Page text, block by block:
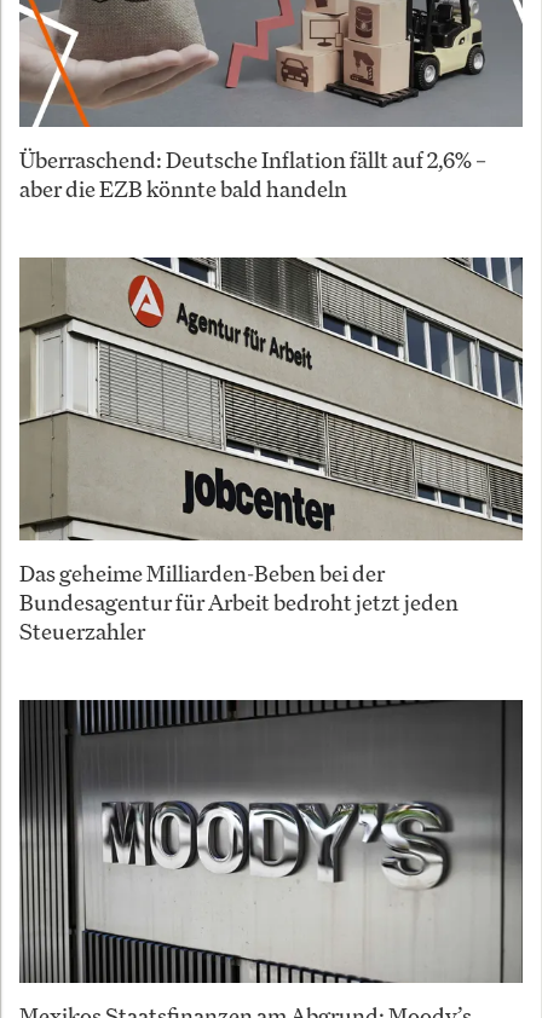
Überraschend: Deutsche Inflation fällt auf 2,6% –
aber die EZB könnte bald handeln
Das geheime Milliarden-Beben bei der
Bundesagentur für Arbeit bedroht jetzt jeden
Steuerzahler